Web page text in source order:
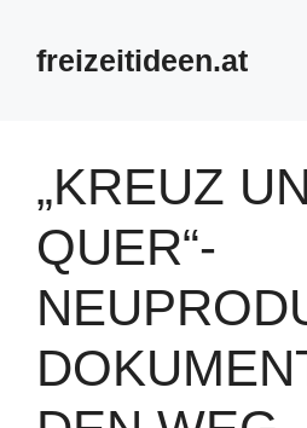
Inhalt
springenfreizeitideen.at
„KREUZ
QUER“-